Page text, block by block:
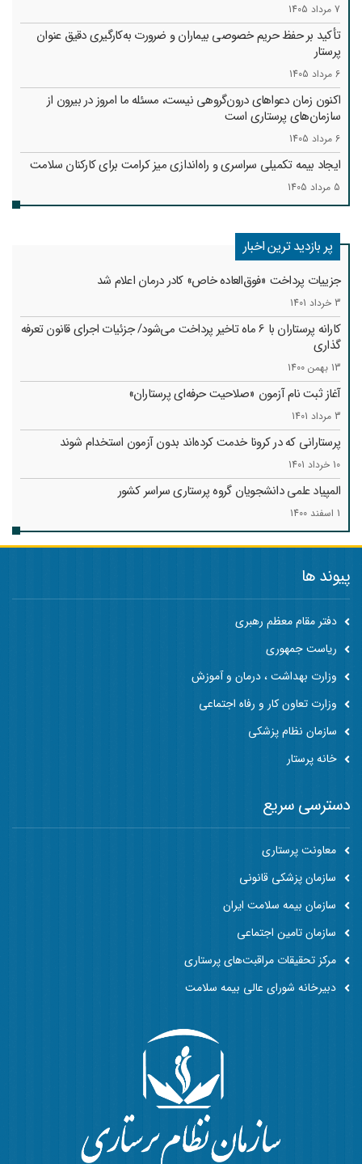
7 مرداد 1405
تأکید بر حفظ حریم خصوصی بیماران و ضرورت به‌کارگیری دقیق عنوان
پرستار
6 مرداد 1405
اکنون زمان دعواهای درون‌گروهی نیست، مسئله ما امروز در بیرون از
سازمان‌های پرستاری است
6 مرداد 1405
ایجاد بیمه تکمیلی سراسری و راه‌اندازی میز کرامت برای کارکنان سلامت
5 مرداد 1405
پر بازدید ترین اخبار
جزییات پرداخت «فوق‌العاده خاص» کادر درمان اعلام شد
3 خرداد 1401
کارانه‌ پرستاران با 6 ماه تاخیر پرداخت می‌شود/ جزئیات اجرای قانون تعرفه
گذاری
13 بهمن 1400
آغاز ثبت نام آزمون «صلاحیت حرفه‌ای پرستاران»
3 مرداد 1401
پرستارانی که در کرونا خدمت کرد‌ه‌اند بدون آزمون استخدام شوند
10 خرداد 1401
المپیاد علمی دانشجویان گروه پرستاری سراسر کشور
1 اسفند 1400
پیوند ها
دفتر مقام معظم رهبری
ریاست جمهوری
وزارت بهداشت ، درمان و آموزش
وزارت تعاون کار و رفاه اجتماعی
سازمان نظام پزشکی
خانه پرستار
دسترسی سریع
معاونت پرستاری
سازمان پزشکی قانونی
سازمان بیمه سلامت ایران
سازمان تامین اجتماعی
مرکز تحقیقات مراقبت‌های پرستاری
دبیرخانه شورای عالی بیمه سلامت